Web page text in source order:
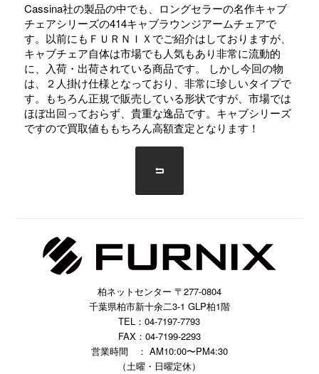
Cassina社の製品の中でも、ロングセラーの名作キャブ
チェアシリーズの414キャブラウンジアームチェアで
す。以前にもＦＵＲＮＩＸでご紹介はしておりますが、
キャブチェア自体は市場でも人気もあり非常に流動的
に、入荷・出荷されている商品です。 しかし今回の物
は、２人掛け仕様となっており、非常に珍しいタイプで
す。もちろん正規で販売している形状ですが、市場では
ほぼ出回っておらず、貴重な逸品です。キャブシリーズ
ですので買取値ももちろん高額査定となります！
柏ネットセンター 〒277-0804
千葉県柏市新十余二3-1 GLP柏1階
TEL：04-7197-7793
FAX：04-7199-2293
営業時間 ： AM10:00〜PM4:30
（土曜・日曜定休）